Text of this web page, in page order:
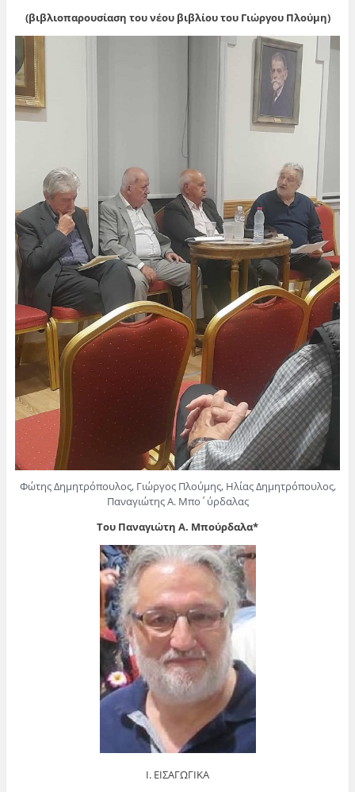
(βιβλιοπαρουσίαση του νέου βιβλίου του Γιώργου Πλούμη)
Φώτης Δημητρόπουλος, Γιώργος Πλούμης, Ηλίας Δημητρόπουλος,
Παναγιώτης Α. Μπο΄ύρδαλας
Του Παναγιώτη Α. Μπούρδαλα*
Ι. ΕΙΣΑΓΩΓΙΚΑ